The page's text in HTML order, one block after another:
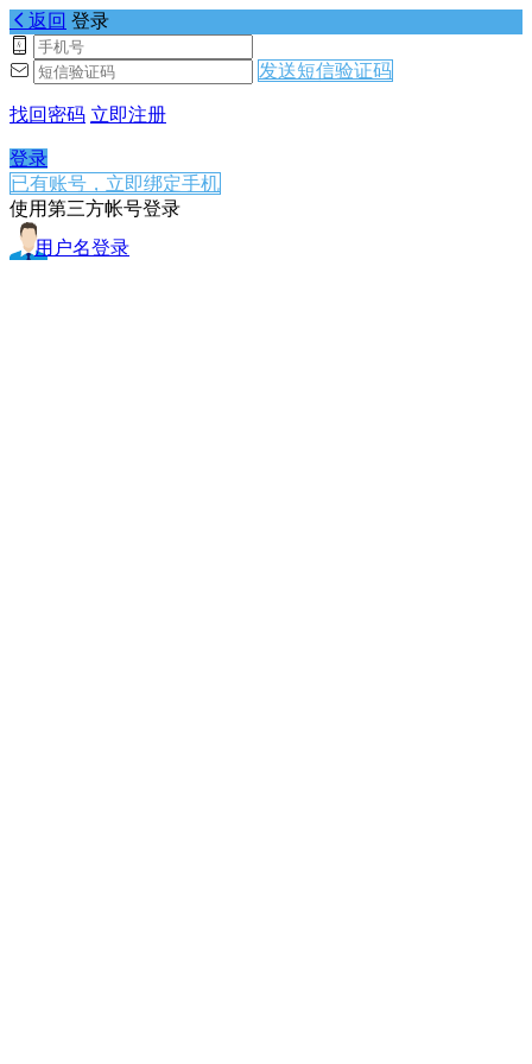
返回 登录
发送短信验证码
找回密码 立即注册
登录
已有账号，立即绑定手机
使用第三方帐号登录
用户名登录